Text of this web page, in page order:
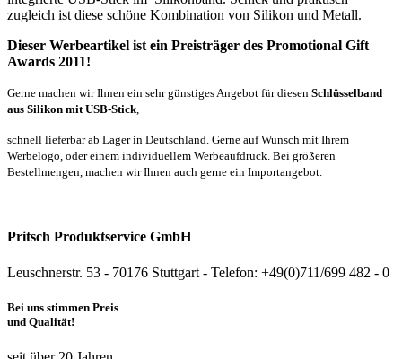
zugleich ist diese schöne Kombination von Silikon und Metall.
Dieser Werbeartikel ist ein Preisträger des Promotional Gift
Awards 2011!
Gerne machen wir Ihnen ein sehr günstiges Angebot für diesen Schlüsselband
aus Silikon mit USB-Stick,
schnell lieferbar ab Lager in Deutschland. Gerne auf Wunsch mit Ihrem
Werbelogo, oder einem individuellem Werbeaufdruck. Bei größeren
Bestellmengen, machen wir Ihnen auch gerne ein Importangebot.
Pritsch Produktservice GmbH
Leuschnerstr. 53 - 70176 Stuttgart - Telefon: +49(0)711/699 482 - 0
Bei uns stimmen Preis
und Qualität!